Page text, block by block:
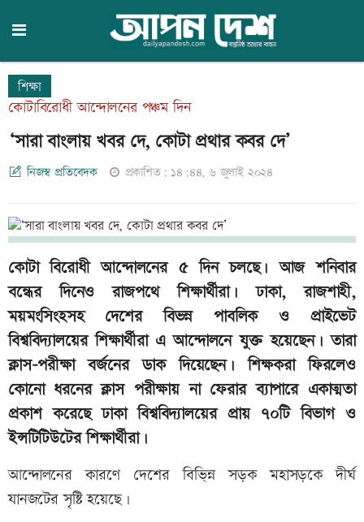
শিক্ষা
কোটাবিরোধী আন্দোলনের পঞ্চম দিন
‘সারা বাংলায় খবর দে, কোটা প্রথার কবর দে’
নিজস্ব প্রতিবেদক প্রকাশিত: ১৪:৪৪, ৬ জুলাই ২০২৪
কোটা বিরোধী আন্দোলনের ৫ দিন চলছে। আজ শনিবার
বন্ধের দিনেও রাজপথে শিক্ষার্থীরা। ঢাকা, রাজশাহী,
ময়মংসিংহসহ দেশের বিভন্ন পাবলিক ও প্রাইভেট
বিশ্ববিদ্যালয়ের শিক্ষার্থীরা এ আন্দোলনে যুক্ত হয়েছেন। তারা
ক্লাস-পরীক্ষা বর্জনের ডাক দিয়েছেন। শিক্ষকরা ফিরলেও
কোনো ধরনের ক্লাস পরীক্ষায় না ফেরার ব্যাপারে একাত্মতা
প্রকাশ করেছে ঢাকা বিশ্ববিদ্যালয়ের প্রায় ৭০টি বিভাগ ও
ইন্সটিটিউটের শিক্ষার্থীরা।
আন্দোলনের কারণে দেশের বিভ্ন্নি সড়ক মহাসড়কে দীর্ঘ
যানজটের সৃষ্টি হয়েছে।